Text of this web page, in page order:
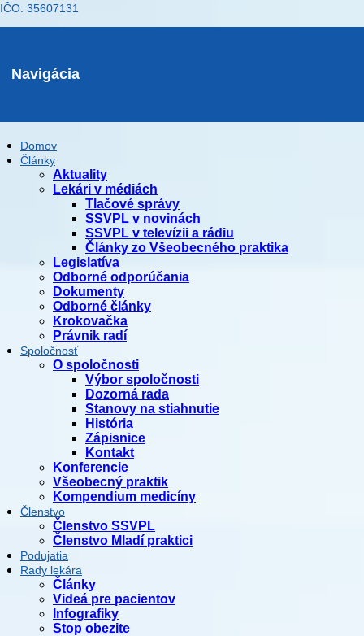
IČO: 35607131
Navigácia
Domov
Články
Aktuality
Lekári v médiách
Tlačové správy
SSVPL v novinách
SSVPL v televízii a rádiu
Články zo Všeobecného praktika
Legislatíva
Odborné odporúčania
Dokumenty
Odborné články
Krokovačka
Právnik radí
Spoločnosť
O spoločnosti
Výbor spoločnosti
Dozorná rada
Stanovy na stiahnutie
História
Zápisnice
Kontakt
Konferencie
Všeobecný praktik
Kompendium medicíny
Členstvo
Členstvo SSVPL
Členstvo Mladí praktici
Podujatia
Rady lekára
Články
Videá pre pacientov
Infografiky
Stop obezite